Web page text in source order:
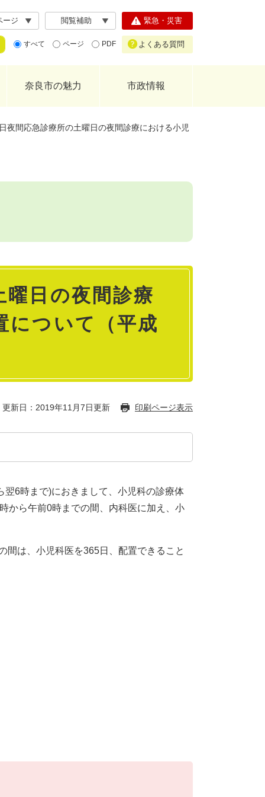
ージ 閲覧補助
すべて ページ PDF
緊急・災害
よくある質問
奈良市の魅力 市政情報
夜間応急診療所の土曜日の夜間診療における小児
曜日の夜間診療
について（平成
更新日：2019年11月7日更新 印刷ページ表示
6時まで)におきまして、小児科の診療体
から午前0時までの間、内科医に加え、小
間は、小児科医を365日、配置できること